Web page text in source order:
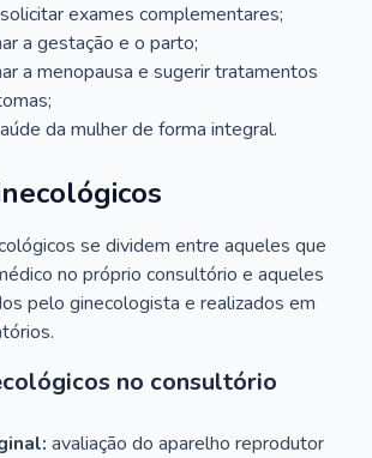
exames complementares;
a gestação e o parto;
a menopausa e sugerir tratamentos
da mulher de forma integral.
se dividem entre aqueles que
no próprio consultório e aqueles
pelo ginecologista e realizados em
no consultório
avaliação do aparelho reprodutor